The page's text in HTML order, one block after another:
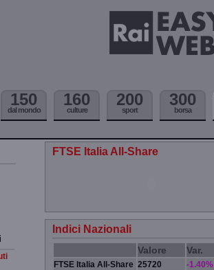
150
dal mondo
160
culture
200
sport
300
borsa
FTSE Italia All-Share
Indici Nazionali
Valore Var.
FTSE Italia All-Share 25720
-1.40%